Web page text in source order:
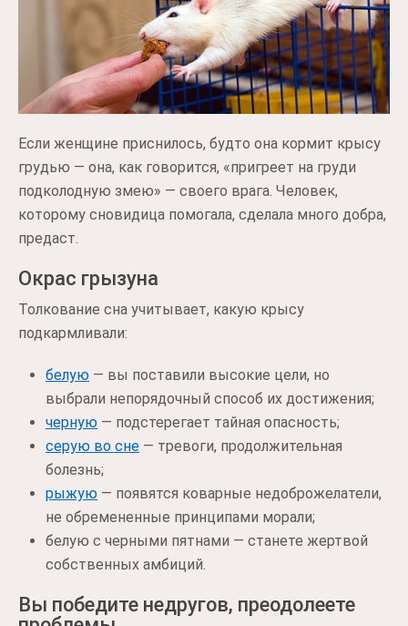
Если женщине приснилось, будто она кормит крысу
грудью — она, как говорится, «пригреет на груди
подколодную змею» — своего врага. Человек,
которому сновидица помогала, сделала много добра,
предаст.
Окрас грызуна
Толкование сна учитывает, какую крысу
подкармливали:
белую — вы поставили высокие цели, но
выбрали непорядочный способ их достижения;
черную — подстерегает тайная опасность;
серую во сне — тревоги, продолжительная
болезнь;
рыжую — появятся коварные недоброжелатели,
не обремененные принципами морали;
белую с черными пятнами — станете жертвой
собственных амбиций.
Вы победите недругов, преодолеете